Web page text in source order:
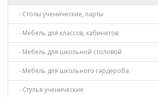
- Столы ученические, парты
- Мебель для классов, кабинетов
- Мебель для школьной столовой
- Мебель для школьного гардероба
- Стулья ученические